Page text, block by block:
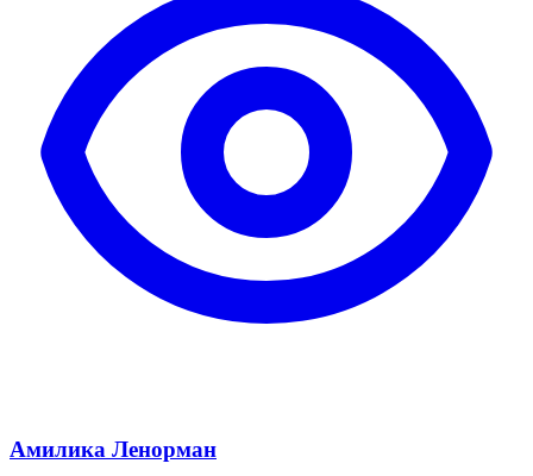
Амилика Ленорман